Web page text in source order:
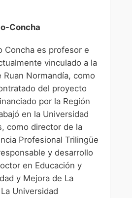
Concha
Concha es profesor e
vinculado a la
Ruan Normandía, como
del proyecto
por la Región
en la Universidad
como director de la
Profesional Trilingüe
y desarrollo
en Educación y
y Mejora de La
Universidad